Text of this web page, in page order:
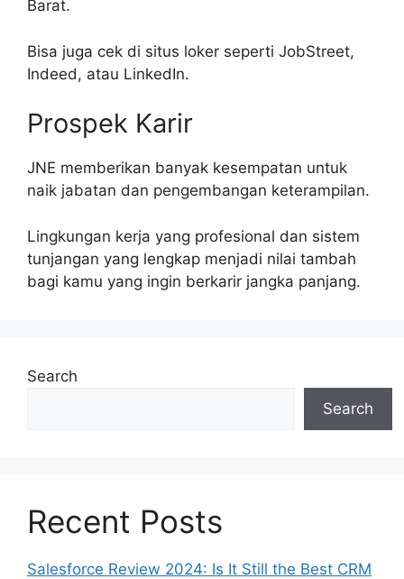
Barat.
Bisa juga cek di situs loker seperti JobStreet,
Indeed, atau LinkedIn.
Prospek Karir
JNE memberikan banyak kesempatan untuk
naik jabatan dan pengembangan keterampilan.
Lingkungan kerja yang profesional dan sistem
tunjangan yang lengkap menjadi nilai tambah
bagi kamu yang ingin berkarir jangka panjang.
Search
Search
Recent Posts
Salesforce Review 2024: Is It Still the Best CRM